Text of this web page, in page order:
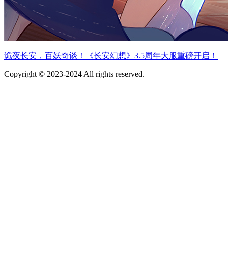
诡夜长安，百妖奇谈！《长安幻想》3.5周年大服重磅开启！
Copyright © 2023-2024 All rights reserved.